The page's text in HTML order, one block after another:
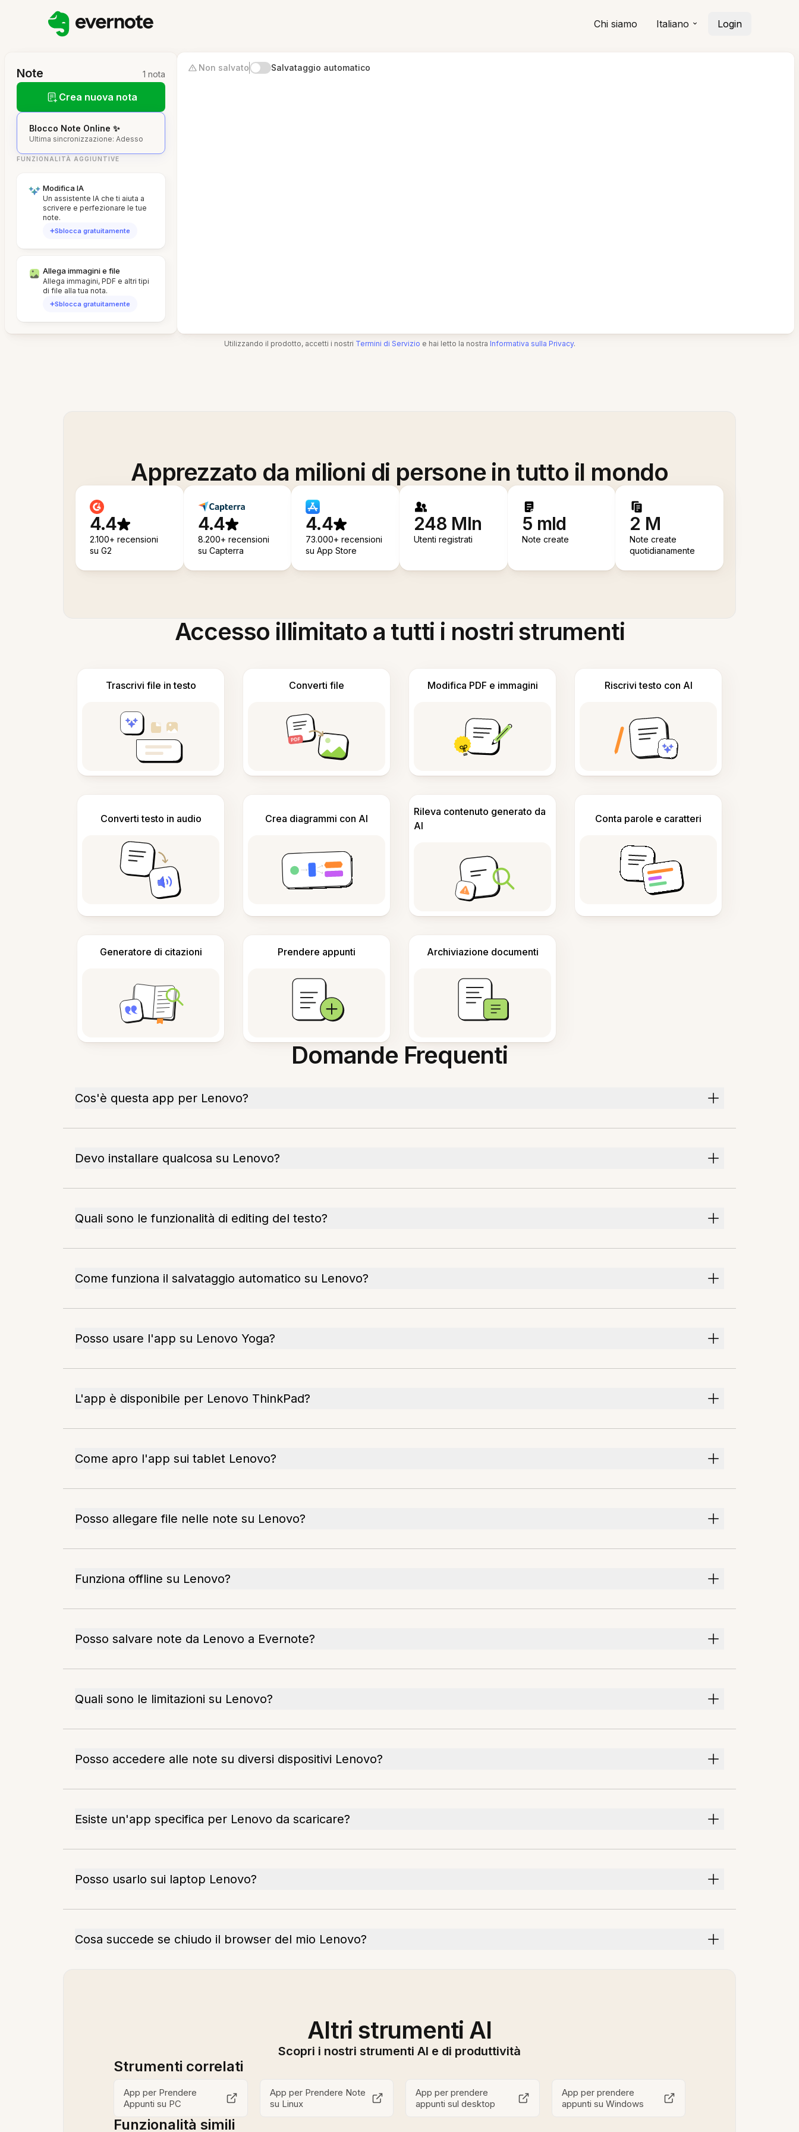
Chi siamo Italiano Login
Note 1 nota
Crea nuova nota
Blocco Note Online ✨
Ultima sincronizzazione: Adesso
FUNZIONALITÀ AGGIUNTIVE
Modifica IA
Un assistente IA che ti aiuta a
scrivere e perfezionare le tue
note.
Sblocca gratuitamente
Allega immagini e file
Allega immagini, PDF e altri tipi
di file alla tua nota.
Sblocca gratuitamente
Non salvato Salvataggio automatico
Utilizzando il prodotto, accetti i nostri Termini di Servizio e hai letto la nostra Informativa sulla Privacy.
Apprezzato da milioni di persone in tutto il mondo
4.4
2.100+ recensioni
su G2
4.4
8.200+ recensioni
su Capterra
4.4
73.000+ recensioni
su App Store
248 Mln
Utenti registrati
5 mld
Note create
2 M
Note create
quotidianamente
Accesso illimitato a tutti i nostri strumenti
Trascrivi file in testo Converti file Modifica PDF e immagini Riscrivi testo con AI
Converti testo in audio Crea diagrammi con AI
Rileva contenuto generato da
AI
Conta parole e caratteri
Generatore di citazioni Prendere appunti Archiviazione documenti
Domande Frequenti
Cos'è questa app per Lenovo?
Devo installare qualcosa su Lenovo?
Quali sono le funzionalità di editing del testo?
Come funziona il salvataggio automatico su Lenovo?
Posso usare l'app su Lenovo Yoga?
L'app è disponibile per Lenovo ThinkPad?
Come apro l'app sui tablet Lenovo?
Posso allegare file nelle note su Lenovo?
Funziona offline su Lenovo?
Posso salvare note da Lenovo a Evernote?
Quali sono le limitazioni su Lenovo?
Posso accedere alle note su diversi dispositivi Lenovo?
Esiste un'app specifica per Lenovo da scaricare?
Posso usarlo sui laptop Lenovo?
Cosa succede se chiudo il browser del mio Lenovo?
Altri strumenti AI
Scopri i nostri strumenti AI e di produttività
Strumenti correlati
App per Prendere
Appunti su PC
App per Prendere Note
su Linux
App per prendere
appunti sul desktop
App per prendere
appunti su Windows
Funzionalità simili